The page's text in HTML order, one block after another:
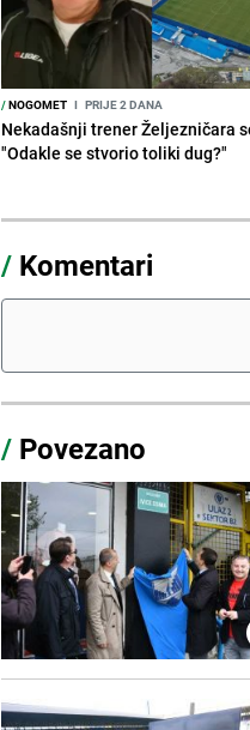
/NOGOMET I PRIJE 2 DANA
Nekadašnji trener Željezničara
"Odakle se stvorio toliki dug?"
/ Komentari
/ Povezano